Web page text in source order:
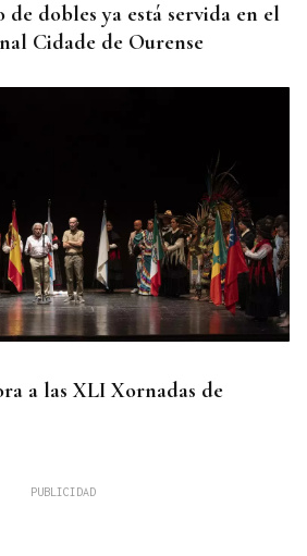
dobles ya está servida en el
Cidade de Ourense
a las XLI Xornadas de